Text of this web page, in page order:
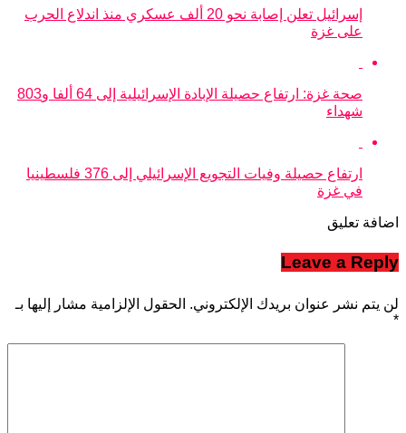
إسرائيل تعلن إصابة نحو 20 ألف عسكري منذ اندلاع الحرب
على غزة
صحة غزة: ارتفاع حصيلة الإبادة الإسرائيلية إلى 64 ألفا و803
شهداء
ارتفاع حصيلة وفيات التجويع الإسرائيلي إلى 376 فلسطينيا
في غزة
اضافة تعليق
Leave a Reply
لن يتم نشر عنوان بريدك الإلكتروني. الحقول الإلزامية مشار إليها بـ
*